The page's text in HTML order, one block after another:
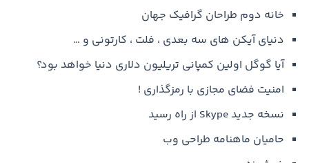
خانه دوم طراحان گرافیک جهان
دنیای آیکن های سه بعدی ، فلت ، کارتونی و …
آیا گوگل اولین کمپانی تریلیون دلاری دنیا خواهد بود؟
امنیت فضای مجازی با رمزگذاری !
نسخه جدید Skype از راه رسید
حامیان ماهنامه طراحی وب